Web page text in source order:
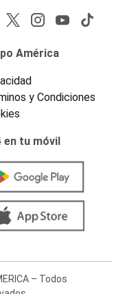
América
y Condiciones
en tu móvil
– Todos